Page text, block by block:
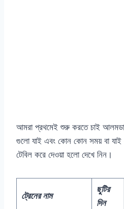
আমরা প্রথমেই শুরু করতে চাই
গুলো যাই এবং কোন কোন সময় বা যাই
টেবিল করে দেওয়া হলো দেখে নিন।
ট্রেনের নাম
ছুটির
দিন